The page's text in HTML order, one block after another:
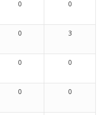
0 0
0 3
0 0
0 0